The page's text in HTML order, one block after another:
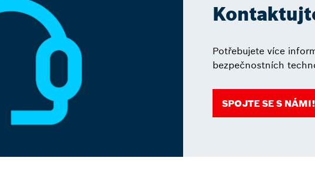
Potřebujete více
bezpečnostních
SPOJTE SE S NÁMI!